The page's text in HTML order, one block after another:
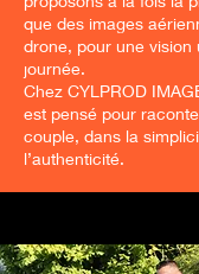
que des images
drone, pour une vision
journée.
Chez CYLPROD
est pensé pour
couple, dans la
l’authenticité.